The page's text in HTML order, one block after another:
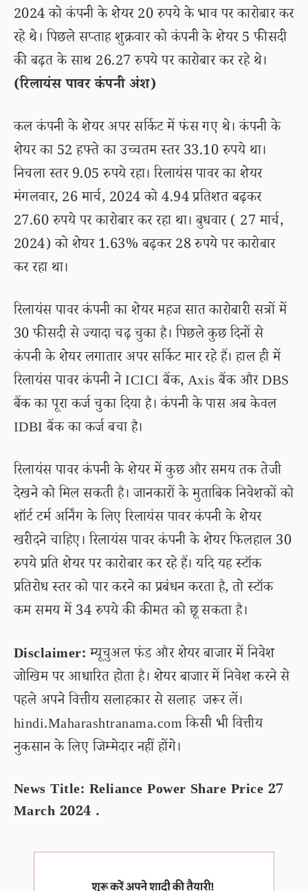
2024 को कंपनी के शेयर 20 रुपये के भाव पर कारोबार कर
रहे थे। पिछले सप्ताह शुक्रवार को कंपनी के शेयर 5 फीसदी
की बढ़त के साथ 26.27 रुपये पर कारोबार कर रहे थे।
(रिलायंस पावर कंपनी अंश)
कल कंपनी के शेयर अपर सर्किट में फंस गए थे। कंपनी के
शेयर का 52 हफ्ते का उच्चतम स्तर 33.10 रुपये था।
निचला स्तर 9.05 रुपये रहा। रिलायंस पावर का शेयर
मंगलवार, 26 मार्च, 2024 को 4.94 प्रतिशत बढ़कर
27.60 रुपये पर कारोबार कर रहा था। बुधवार ( 27 मार्च,
2024) को शेयर 1.63% बढ़कर 28 रुपये पर कारोबार
कर रहा था।
रिलायंस पावर कंपनी का शेयर महज सात कारोबारी सत्रों में
30 फीसदी से ज्यादा चढ़ चुका है। पिछले कुछ दिनों से
कंपनी के शेयर लगातार अपर सर्किट मार रहे हैं। हाल ही में
रिलायंस पावर कंपनी ने ICICI बैंक, Axis बैंक और DBS
बैंक का पूरा कर्ज चुका दिया है। कंपनी के पास अब केवल
IDBI बैंक का कर्ज बचा है।
रिलायंस पावर कंपनी के शेयर में कुछ और समय तक तेजी
देखने को मिल सकती है। जानकारों के मुताबिक निवेशकों को
शॉर्ट टर्म अर्निंग के लिए रिलायंस पावर कंपनी के शेयर
खरीदने चाहिए। रिलायंस पावर कंपनी के शेयर फिलहाल 30
रुपये प्रति शेयर पर कारोबार कर रहे हैं। यदि यह स्टॉक
प्रतिरोध स्तर को पार करने का प्रबंधन करता है, तो स्टॉक
कम समय में 34 रुपये की कीमत को छू सकता है।
Disclaimer:म्यूचुअल फंड और शेयर बाजार में निवेश
जोखिम पर आधारित होता है। शेयर बाजार में निवेश करने से
पहले अपने वित्तीय सलाहकार से सलाह जरूर लें।
hindi.Maharashtranama.com किसी भी वित्तीय
नुकसान के लिए जिम्मेदार नहीं होंगे।
News Title: Reliance Power Share Price 27
March 2024 .